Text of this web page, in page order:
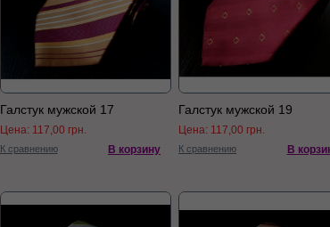
Галстук мужской 17
Цена: 117,00 грн.
К сравнению В корзину
Галстук мужской 19
Цена: 117,00 грн.
К сравнению В